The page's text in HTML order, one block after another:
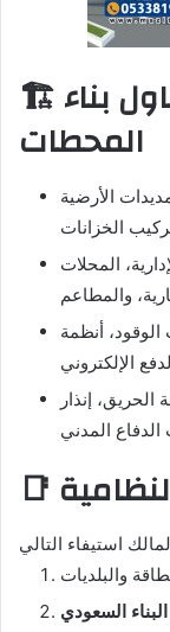
🏗️ نطاق أعمال مقاول بناء
المحطات
الأرضية
المحلات
أنظمة
إنذار
السعودي